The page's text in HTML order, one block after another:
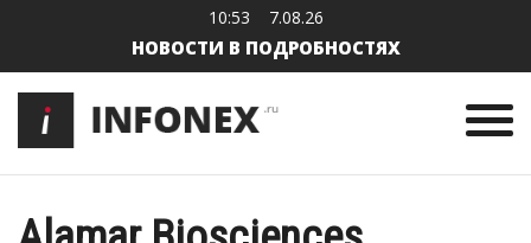
10:53 7.08.26
НОВОСТИ В ПОДРОБНОСТЯХ